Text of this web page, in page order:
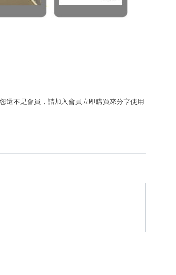
還不是會員，請加入會員立即購買來分享使用